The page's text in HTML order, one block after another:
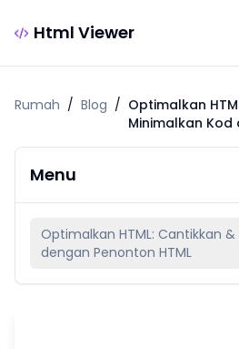
Html Viewer
Rumah / Blog / Optimalkan
Minimalkan Kod
Menu
Optimalkan HTML: Cantikkan
dengan Penonton HTML